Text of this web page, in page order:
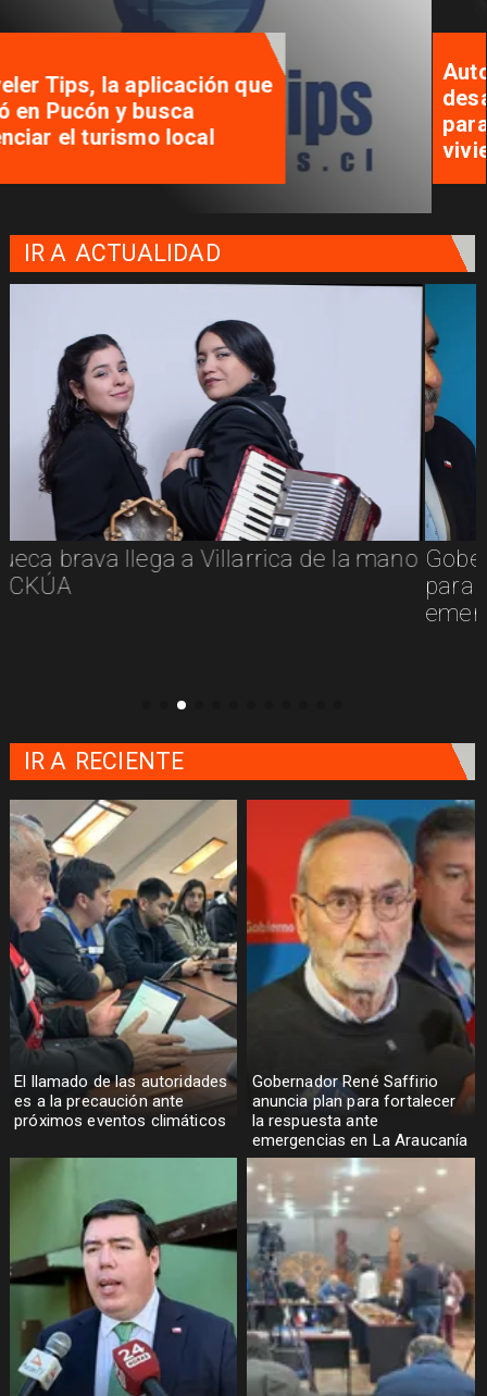
Autoridades se reúnen para
desatar nudos que tienen
paralizados los proyectos de
viviendas sociales
IR A ACTUALIDAD
Gobernador René Saffirio anuncia plan
para fortalecer la respuesta ante
El llamado de las autoridades
es a la precaución ante
próximos eventos climáticos
Gobernador René Saffirio
anuncia plan para fortalecer
la respuesta ante
emergencias en La Araucanía
IR A RECIENTE